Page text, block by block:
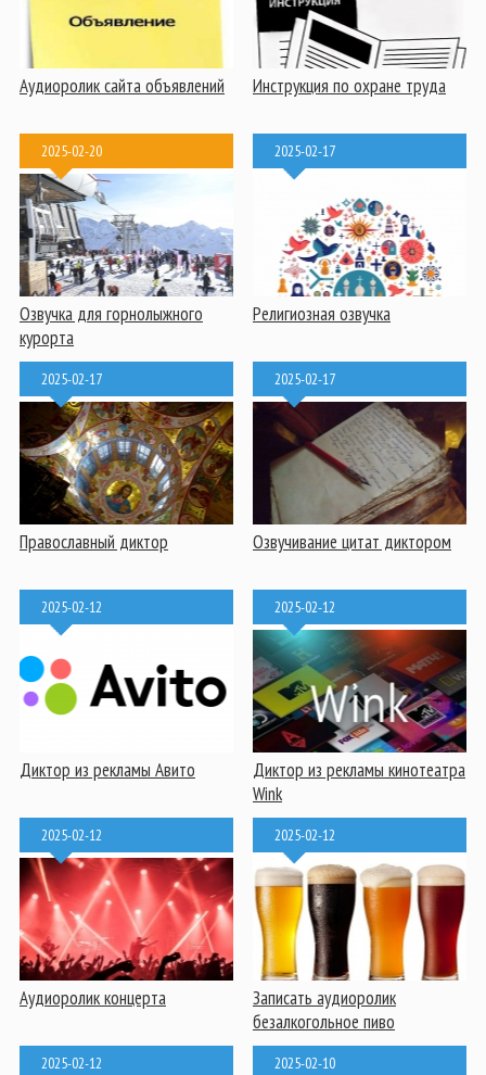
Аудиоролик сайта объявлений Инструкция по охране труда
2025-02-20
Озвучка для горнолыжного
курорта
2025-02-17
Религиозная озвучка
2025-02-17
Православный диктор
2025-02-17
Озвучивание цитат диктором
2025-02-12
Диктор из рекламы Авито
2025-02-12
Диктор из рекламы кинотеатра
Wink
2025-02-12
Аудиоролик концерта
2025-02-12
Записать аудиоролик
безалкогольное пиво
2025-02-12 2025-02-10